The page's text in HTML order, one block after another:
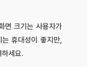
면 크기는 사용자가
휴대성이 좋지만,
세요.